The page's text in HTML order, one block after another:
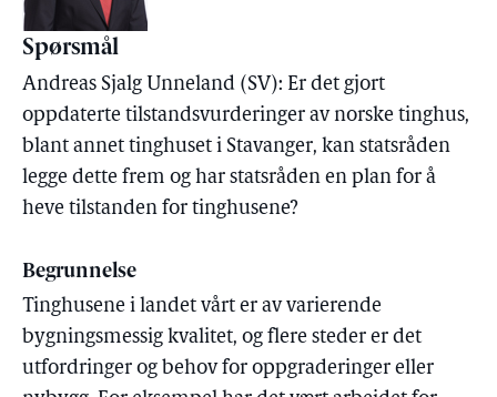
Spørsmål
Andreas Sjalg Unneland (SV): Er det gjort
oppdaterte tilstandsvurderinger av norske tinghus,
blant annet tinghuset i Stavanger, kan statsråden
legge dette frem og har statsråden en plan for å
heve tilstanden for tinghusene?
Begrunnelse
Tinghusene i landet vårt er av varierende
bygningsmessig kvalitet, og flere steder er det
utfordringer og behov for oppgraderinger eller